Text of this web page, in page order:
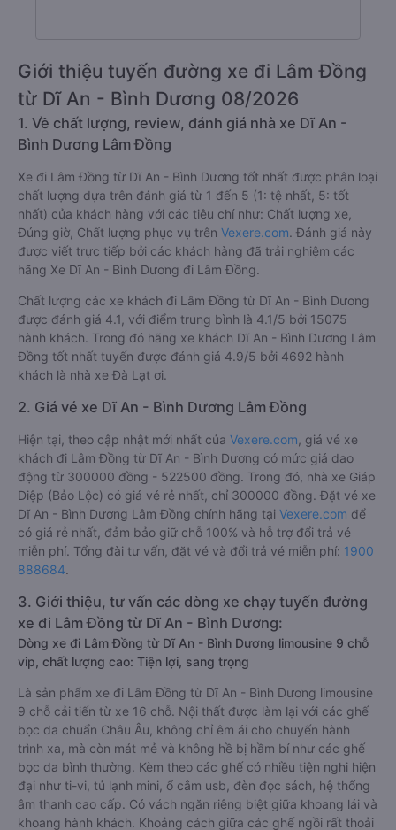
Giới thiệu tuyến đường xe đi Lâm Đồng
từ Dĩ An - Bình Dương 08/2026
1. Về chất lượng, review, đánh giá nhà xe Dĩ An -
Bình Dương Lâm Đồng
Xe đi Lâm Đồng từ Dĩ An - Bình Dương tốt nhất được phân loại
chất lượng dựa trên đánh giá từ 1 đến 5 (1: tệ nhất, 5: tốt
nhất) của khách hàng với các tiêu chí như: Chất lượng xe,
Đúng giờ, Chất lượng phục vụ trên Vexere.com. Đánh giá này
được viết trực tiếp bởi các khách hàng đã trải nghiệm các
hãng Xe Dĩ An - Bình Dương đi Lâm Đồng.
Chất lượng các xe khách đi Lâm Đồng từ Dĩ An - Bình Dương
được đánh giá 4.1, với điểm trung bình là 4.1/5 bởi 15075
hành khách. Trong đó hãng xe khách Dĩ An - Bình Dương Lâm
Đồng tốt nhất tuyến được đánh giá 4.9/5 bởi 4692 hành
khách là nhà xe Đà Lạt ơi.
2. Giá vé xe Dĩ An - Bình Dương Lâm Đồng
Hiện tại, theo cập nhật mới nhất của Vexere.com , giá vé xe
khách đi Lâm Đồng từ Dĩ An - Bình Dương có mức giá dao
động từ 300000 đồng - 522500 đồng. Trong đó, nhà xe Giáp
Diệp (Bảo Lộc) có giá vé rẻ nhất, chỉ 300000 đồng. Đặt vé xe
Dĩ An - Bình Dương Lâm Đồng chính hãng tại Vexere.com để
có giá rẻ nhất, đảm bảo giữ chỗ 100% và hỗ trợ đổi trả vé
miễn phí. Tổng đài tư vấn, đặt vé và đổi trả vé miễn phí: 1900
888684.
3. Giới thiệu, tư vấn các dòng xe chạy tuyến đường
xe đi Lâm Đồng từ Dĩ An - Bình Dương:
Dòng xe đi Lâm Đồng từ Dĩ An - Bình Dương limousine 9 chỗ
vip, chất lượng cao: Tiện lợi, sang trọng
Là sản phẩm xe đi Lâm Đồng từ Dĩ An - Bình Dương limousine
9 chỗ cải tiến từ xe 16 chỗ. Nội thất được làm lại với các ghế
bọc da chuẩn Châu Âu, không chỉ êm ái cho chuyến hành
trình xa, mà còn mát mẻ và không hề bị hầm bí như các ghế
bọc da bình thường. Kèm theo các ghế có nhiều tiện nghi hiện
đại như ti-vi, tủ lạnh mini, ổ cắm usb, đèn đọc sách, hệ thống
âm thanh cao cấp. Có vách ngăn riêng biệt giữa khoang lái và
khoang hành khách. Khoảng cách giữa các ghế ngồi rất thoải